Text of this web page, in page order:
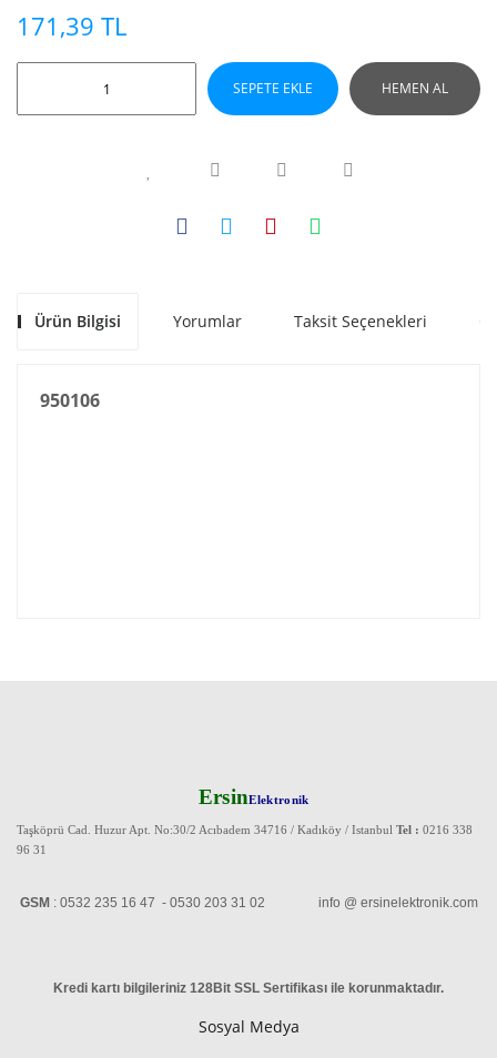
171,39 TL
SEPETE EKLE HEMEN AL
Ürün Bilgisi Yorumlar Taksit Seçenekleri
950106
ErsinElektronik
Taşköprü Cad. Huzur Apt. No:30/2 Acıbadem 34716 / Kadıköy / Istanbul Tel : 0216 338
96 31
GSM : 0532 235 16 47 - 0530 203 31 02 info @ ersinelektronik.com
Kredi kartı bilgileriniz 128Bit SSL Sertifikası ile korunmaktadır.
Sosyal Medya